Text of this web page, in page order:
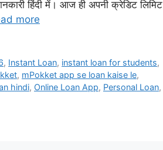
हिंदी में। आज ही अपनी क्रेडिट लिमिट
more
, Instant Loan, instant loan for students,
, mPokket app se loan kaise le,
hindi, Online Loan App, Personal Loan,